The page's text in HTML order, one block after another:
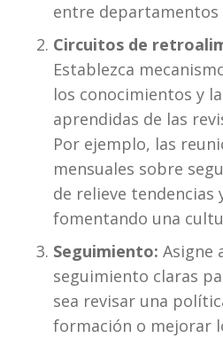
entre departamentos
Circuitos de
Establezca
los conocimientos y
aprendidas de las
Por ejemplo, las
mensuales sobre
de relieve tendencias
fomentando una
Seguimiento: Asigne
seguimiento claras
sea revisar una
formación o mejorar